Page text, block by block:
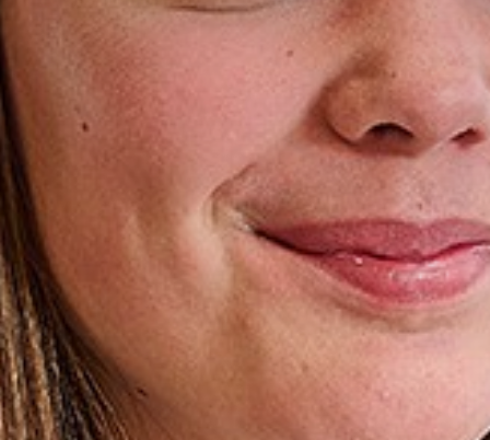
Lestijden
Vrijeschoolroute Vasalis
Eerste weken op het Carmel
Carmelbrochure
Inloggen Leerlingenportaal
Aanmelden
Leerlingen
Laden...